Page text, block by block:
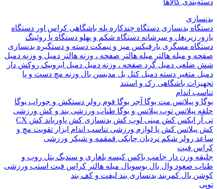
کالاها
بدنسازیدستگاه چندکارهپله باشگاهیکراس اوردستگاه
زیربغل و سرشانه دستگاه شکم و پهلودستگاه پاروئینگ
مسگریبارفیکسمیز و نیمکتدسته و دستگیره بدنسازی
و میله هالتر میله هالتر صفحه ، وزنه هالتر دمبل و وزنه دمبل
دمبل گرد صفحه ، وزنه دمبل دمبل ایروبیک روکش دار
متغیردسته دمبل کتل بلمدیسن بالوزنه مچ دست و پا
باشگاهیرک و استند
اندام
و پیلاتسمت یوگاآجر یوگا فوم رولر دستکش و جوراب یوگا
پیلاتستوپ پیلاتس و یوگاطناب ورزشی بند و کش ورزشی
ایکس کش مینی لوپ کش بدنسازیکش پاورباندکش CX
کش پالوازم ورزشی تناسب اندام ابزار تقویت مچ و
رولر شکم نردبان چابکیقمقمه و شیکر ورزشی
فیت
وزن دارجامپ باکسکیسه بلغاری و سندبگبتل روپ و
صعودوال بال بوسوبالمیله هالتر کراس فیت استپ ورزشی
بالکمربند بدنسازیبند لیفت و کف بند